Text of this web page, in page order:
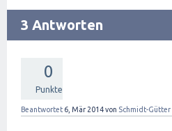
3 Antworten
0
Punkte
Beantwortet 6, Mär 2014von Schmidt-Gütter